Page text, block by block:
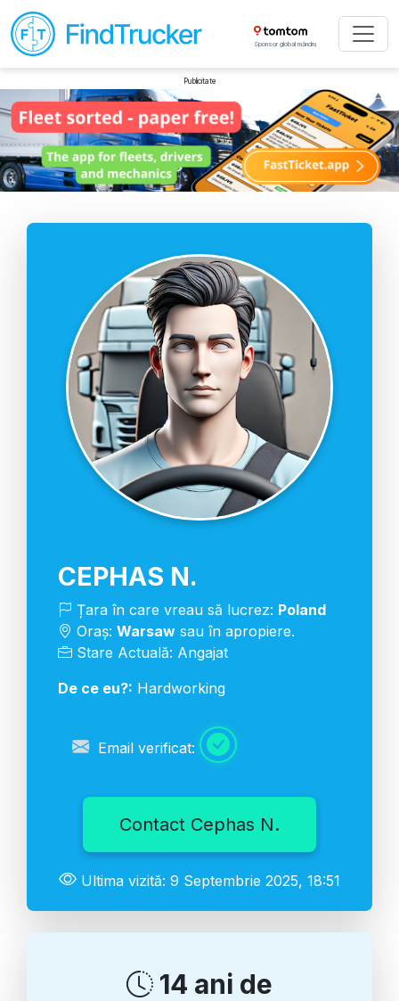
Sponsor global mândru
Publicitate
CEPHAS N.
Țara în care vreau să lucrez: Poland
Oraș: Warsaw sau în apropiere.
Stare Actuală: Angajat
De ce eu?: Hardworking
Email verificat:
Contact Cephas N.
Ultima vizită: 9 Septembrie 2025, 18:51
14 ani de